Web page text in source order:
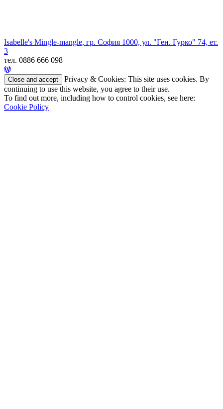
Isabelle's Mingle-mangle, гр. София 1000, ул. "Ген. Гурко" 74, ет.
3
тел. 0886 666 098
Privacy & Cookies: This site uses cookies. By
continuing to use this website, you agree to their use.
To find out more, including how to control cookies, see here:
Cookie Policy